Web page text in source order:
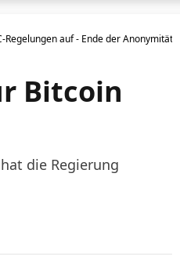
auf - Ende der Anonymität?
Bitcoin
die Regierung